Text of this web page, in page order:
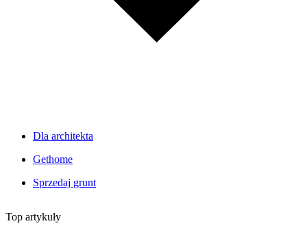
Dla architekta
Gethome
Sprzedaj grunt
Top artykuły